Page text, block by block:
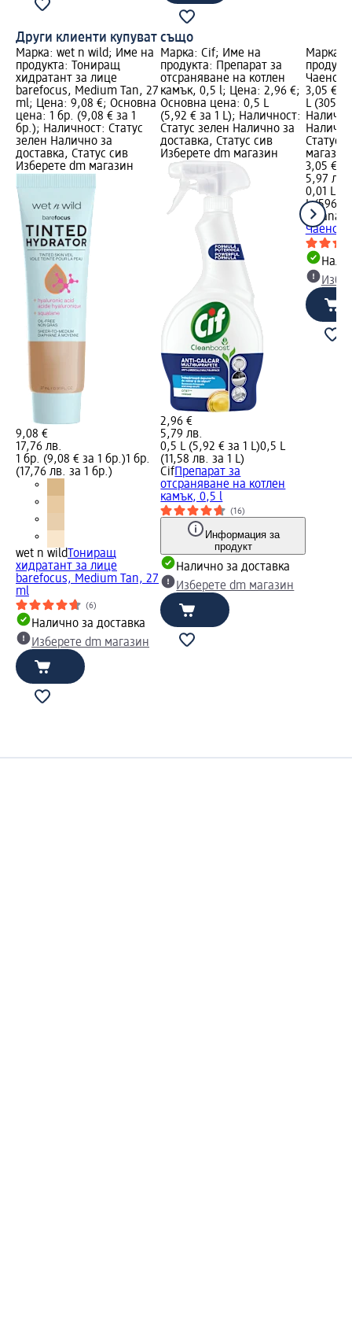
Други клиенти купуват също
Марка: wet n wild; Име на
продукта: Тониращ
хидратант за лице
barefocus, Medium Tan, 27
ml; Цена: 9,08 €; Основна
цена: 1 бр. (9,08 € за 1
бр.); Наличност: Статус
зелен Налично за
доставка, Статус сив
Изберете dm магазин
9,08 €
17,76 лв.
1 бр. (9,08 € за 1 бр.)1 бр.
(17,76 лв. за 1 бр.)
wet n wild Тониращ
хидратант за лице
barefocus, Medium Tan, 27
ml
(6)
Налично за доставка
Изберете dm магазин
Марка: Cif; Име на
продукта: Препарат за
отсраняване на котлен
камък, 0,5 l; Цена: 2,96 €;
Основна цена: 0,5 L
(5,92 € за 1 L); Наличност:
Статус зелен Налично за
доставка, Статус сив
Изберете dm магазин
2,96 €
5,79 лв.
0,5 L (5,92 € за 1 L)0,5 L
(11,58 лв. за 1 L)
Cif Препарат за
отсраняване на котлен
камък, 0,5 l
(16)
Информация за
продукт
Налично за доставка
Изберете dm магазин
Марка:
Чаено
3,05 €;
L
Статус
магазин
3,05 €
5,97 лв.
0,01 L
L
Rivana
Чаено